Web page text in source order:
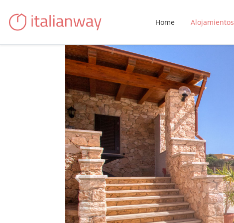
Home Alojamientos